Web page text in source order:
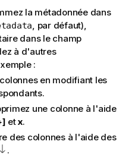
la métadonnée dans
, par défaut),
dans le champ
à d'autres
:
en modifiant les
une colonne à l'aide
etx.
des colonnes à l'aide des
.